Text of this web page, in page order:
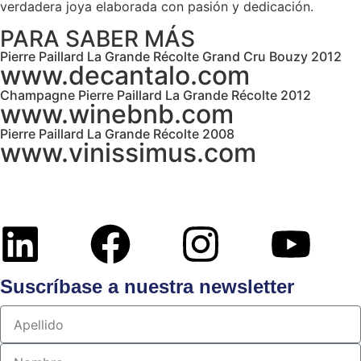
verdadera joya elaborada con pasión y dedicación.
PARA SABER MÁS
Pierre Paillard La Grande Récolte Grand Cru Bouzy 2012
www.decantalo.com
Champagne Pierre Paillard La Grande Récolte 2012
www.winebnb.com
Pierre Paillard La Grande Récolte 2008
www.vinissimus.com
Suscríbase a nuestra newsletter